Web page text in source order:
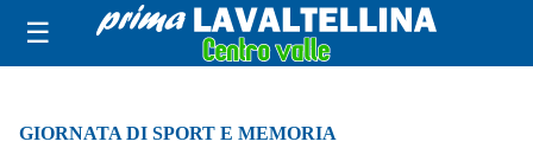
☰
GIORNATA DI SPORT E MEMORIA